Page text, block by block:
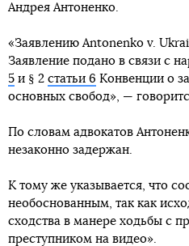
Андрея Антоненко.
«Заявлению Antonenko v.
Заявление подано в связи с
5 и § 2 статьи 6 Конвенции о
основных свобод», —
По словам адвокатов
незаконно задержан.
К тому же указывается, что
необоснованным, так как
сходства в манере ходьбы с
преступником на видео».